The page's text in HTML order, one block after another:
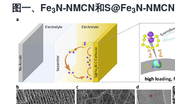
图一、 Fe3N-NMCN和S@Fe3N-NMCN